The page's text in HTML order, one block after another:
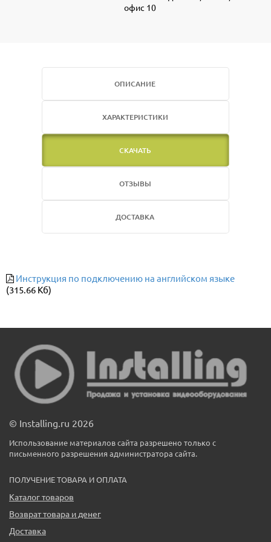
офис 10
ОПИСАНИЕ
ХАРАКТЕРИСТИКИ
СКАЧАТЬ
ОТЗЫВЫ
ДОСТАВКА
Инструкция по подключению на английском языке
(315.66 Кб)
© Installing.ru 2026
Использование материалов сайта разрешено только с
письменного разрешения администратора сайта.
ПОЛУЧЕНИЕ ТОВАРА И ОПЛАТА
Каталог товаров
Возврат товара и денег
Доставка